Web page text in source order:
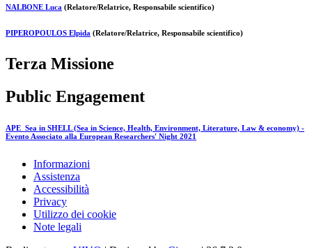
NALBONE Luca (Relatore/Relatrice, Responsabile scientifico)
PIPEROPOULOS Elpida (Relatore/Relatrice, Responsabile scientifico)
Terza Missione
Public Engagement
APE_Sea in SHELL (Sea in Science, Health, Environment, Literature, Law & economy) -
Evento Associato alla European Researchers' Night 2021
Informazioni
Assistenza
Accessibilità
Privacy
Utilizzo dei cookie
Note legali